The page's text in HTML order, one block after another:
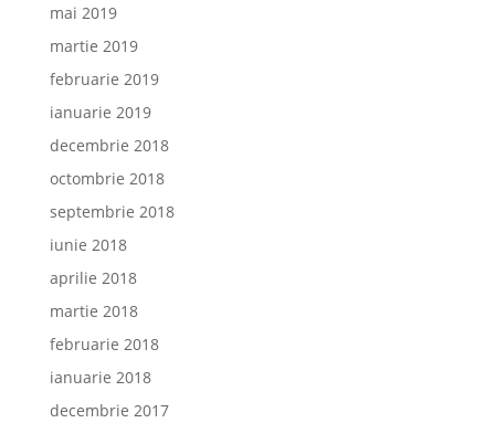
mai 2019
martie 2019
februarie 2019
ianuarie 2019
decembrie 2018
octombrie 2018
septembrie 2018
iunie 2018
aprilie 2018
martie 2018
februarie 2018
ianuarie 2018
decembrie 2017